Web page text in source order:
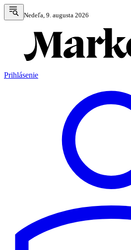
Nedeľa, 9. augusta 2026
Prihlásenie